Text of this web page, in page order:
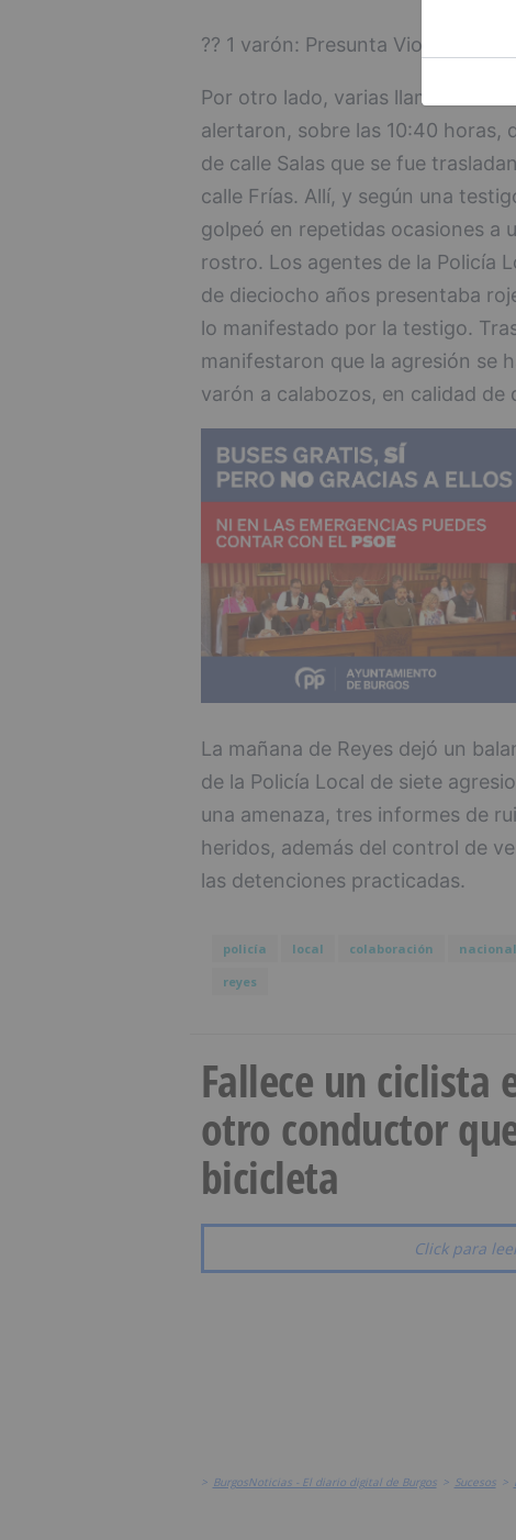
?? 1 varón: Presunta Violencia de
Por otro lado, varias llamadas al
alertaron, sobre las 10:40 horas,
de calle Salas que se fue
calle Frías. Allí, y según una
golpeó en repetidas ocasiones a
rostro. Los agentes de la Policía
de dieciocho años presentaba
lo manifestado por la testigo.
manifestaron que la agresión se
varón a calabozos, en calidad de
La mañana de Reyes dejó un
de la Policía Local de siete
una amenaza, tres informes de
heridos, además del control de
las detenciones practicadas.
policía local colaboración nacional
reyes
Fallece un ciclista
otro conductor
bicicleta
Click para
> BurgosNoticias - El diario digital de Burgos > Sucesos >